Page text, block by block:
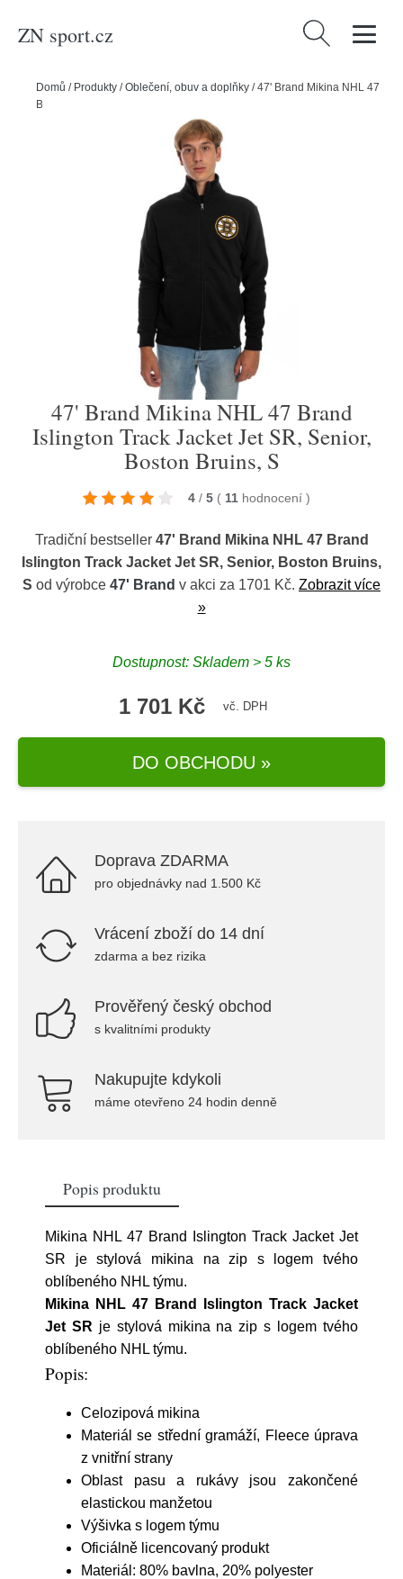
ZN sport.cz Vyhledávání
Domů / Produkty /Oblečení, obuv a doplňky /47' Brand Mikina NHL 47
Brand Islington Track Jacket Jet SR, Senior, Boston Bruins, S
47' Brand Mikina NHL 47 Brand
Islington Track Jacket Jet SR, Senior,
Boston Bruins, S
4 / 5 ( 11 hodnocení )
Tradiční bestseller 47' Brand Mikina NHL 47 Brand
Islington Track Jacket Jet SR, Senior, Boston Bruins,
S od výrobce 47' Brand v akci za 1701 Kč. Zobrazit více
»
Dostupnost: Skladem > 5 ks
1 701 Kč vč. DPH
DO OBCHODU »
Doprava ZDARMA
pro objednávky nad 1.500 Kč
Vrácení zboží do 14 dní
zdarma a bez rizika
Prověřený český obchod
s kvalitními produkty
Nakupujte kdykoli
máme otevřeno 24 hodin denně
Popis produktu
Mikina NHL 47 Brand Islington Track Jacket Jet
SR je stylová mikina na zip s logem tvého
oblíbeného NHL týmu.
Mikina NHL 47 Brand Islington Track Jacket
Jet SR je stylová mikina na zip s logem tvého
oblíbeného NHL týmu.
Popis:
Celozipová mikina
Materiál se střední gramáží, Fleece úprava
z vnitřní strany
Oblast pasu a rukávy jsou zakončené
elastickou manžetou
Výšivka s logem týmu
Oficiálně licencovaný produkt
Materiál: 80% bavlna, 20% polyester